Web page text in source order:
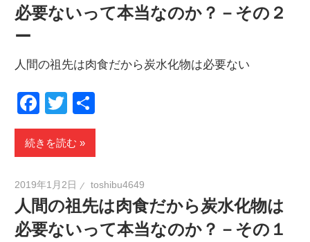
必要ないって本当なのか？－その２
ー
人間の祖先は肉食だから炭水化物は必要ない
Facebook
Twitter
有
続きを読む
2019年1月2日 toshibu4649
人間の祖先は肉食だから炭水化物は
必要ないって本当なのか？－その１